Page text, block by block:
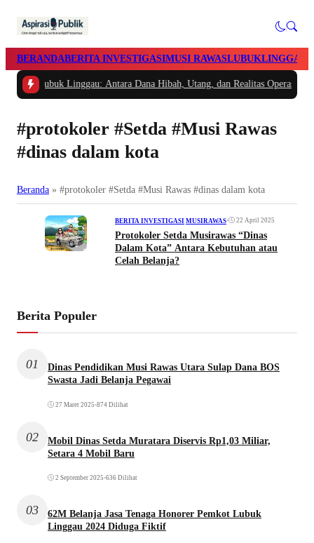
BERANDABERITA INVESTIGASIMUSI RAWASLUBUKLINGGAU
PMI Lubuk Linggau: Antara Dana Hibah, Utang, dan Realitas Operasional
#protokoler #Setda #Musi Rawas
#dinas dalam kota
Beranda » #protokoler #Setda #Musi Rawas #dinas dalam kota
BERITA INVESTIGASI MUSIRAWAS• 22 April 2025
Protokoler Setda Musirawas “Dinas
Dalam Kota” Antara Kebutuhan atau
Celah Belanja?
Berita Populer
01
Dinas Pendidikan Musi Rawas Utara Sulap Dana BOS
Swasta Jadi Belanja Pegawai
27 Maret 2025 •874 Dilihat
02
Mobil Dinas Setda Muratara Diservis Rp1,03 Miliar,
Setara 4 Mobil Baru
2 September 2025 •636 Dilihat
03
62M Belanja Jasa Tenaga Honorer Pemkot Lubuk
Linggau 2024 Diduga Fiktif